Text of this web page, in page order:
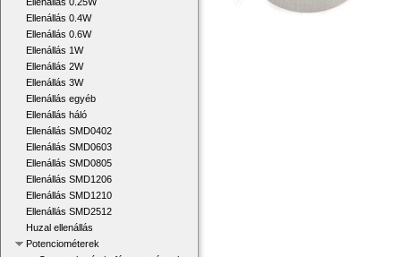
Ellenállás 0.4W
Ellenállás 0.6W
Ellenállás 1W
Ellenállás 2W
Ellenállás 3W
Ellenállás egyéb
Ellenállás háló
Ellenállás SMD0402
Ellenállás SMD0603
Ellenállás SMD0805
Ellenállás SMD1206
Ellenállás SMD1210
Ellenállás SMD2512
Huzal ellenállás
Potenciométerek